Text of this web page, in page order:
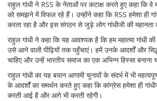
राहुल गांधी ने RSS के नेताओं पर कटाक्ष करते हुए कहा कि वे
को समझने में विफल रहे हैं। उन्होंने कहा कि RSS हमेशा ही
करता रहा है और इस संगठन से जुड़े लोग गांधीजी की
राहुल गांधी ने कहा कि यह आवश्यक है कि हम महात्मा गांधी
उसे आने वाली पीढ़ियों तक पहुँचाएं। हमें उनके आदर्शों और
चाहिए और उन्हें भारतीय समाज का एक अभिन्न हिस्सा बनाना
राहुल गांधी का यह बयान आगामी चुनावों के संदर्भ में भी
के आदर्शों का समर्थन करते हुए कहा कि कांग्रेस हमेशा ही
करती आई है और आगे भी करती रहेगी।